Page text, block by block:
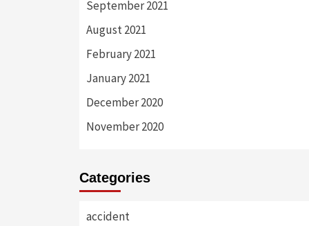
September 2021
August 2021
February 2021
January 2021
December 2020
November 2020
Categories
accident